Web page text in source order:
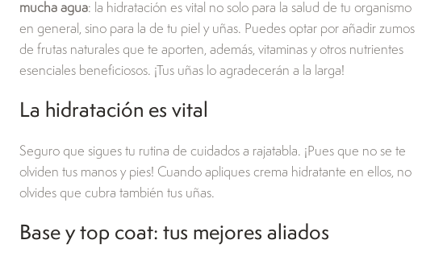
mucha agua: la hidratación es vital no solo para la salud de tu organismo
en general, sino para la de tu piel y uñas. Puedes optar por añadir zumos
de frutas naturales que te aporten, además, vitaminas y otros nutrientes
esenciales beneficiosos. ¡Tus uñas lo agradecerán a la larga!
La hidratación es vital
Seguro que sigues tu rutina de cuidados a rajatabla. ¡Pues que no se te
olviden tus manos y pies! Cuando apliques crema hidratante en ellos, no
olvides que cubra también tus uñas.
Base y top coat: tus mejores aliados